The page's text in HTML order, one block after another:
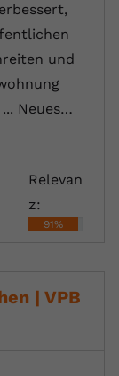
und
Neues…
Relevan
z:
91%
| VPB